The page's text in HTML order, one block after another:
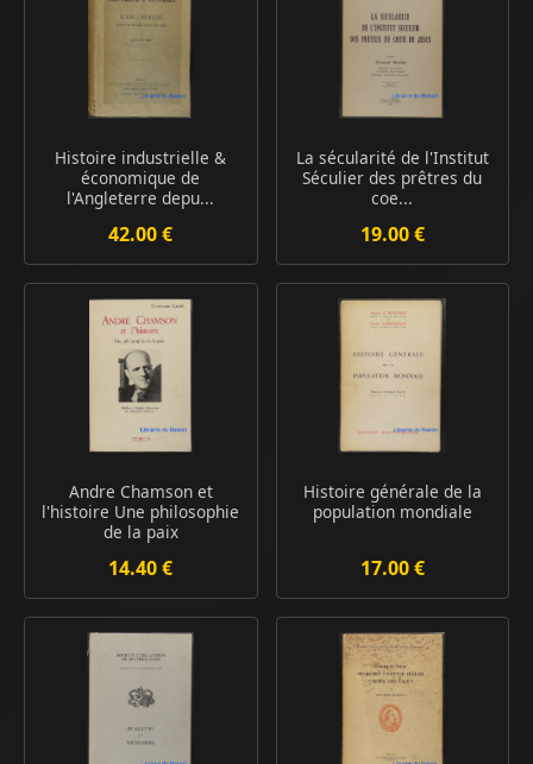
Histoire industrielle &
économique de
l'Angleterre depu...
42.00 €
La sécularité de l'Institut
Séculier des prêtres du
coe...
19.00 €
Andre Chamson et
l'histoire Une philosophie
de la paix
14.40 €
Histoire générale de la
population mondiale
17.00 €